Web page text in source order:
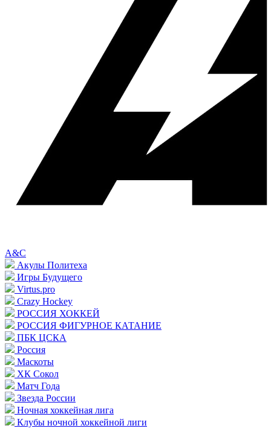
A&C
Акулы Политеха
Игры Будущего
Virtus.pro
Crazy Hockey
РОССИЯ ХОККЕЙ
РОССИЯ ФИГУРНОЕ КАТАНИЕ
ПБК ЦСКА
Россия
Маскоты
ХК Сокол
Матч Года
Звезда России
Ночная хоккейная лига
Клубы ночной хоккейной лиги